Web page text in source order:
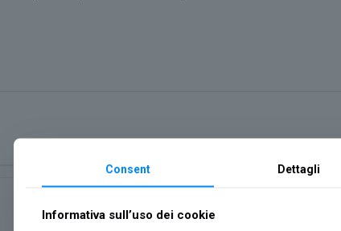
Consent Dettagli
Informativa sull’uso dei cookie